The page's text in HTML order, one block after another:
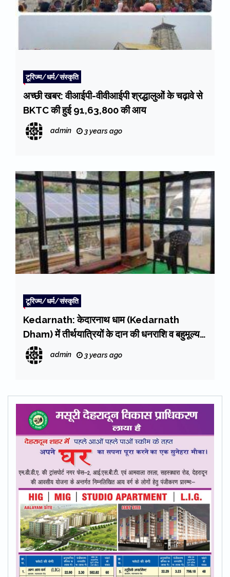
टूरिज्म/धर्म/संस्कृति
अच्छी खबर: वीआईपी-वीवीआईपी श्रद्धालुओं के चढ़ावे से
BKTC की हुई 91,63,800 की आय
admin 3 years ago
टूरिज्म/धर्म/संस्कृति
Kedarnath: केदारनाथ धाम (Kedarnath
Dham) में तीर्थयात्रियों के दान की धनराशि व बहुमूल्य
भेंटों की गिनती के लिए शुरू हुई पारदर्शी व्यवस्था
admin 3 years ago